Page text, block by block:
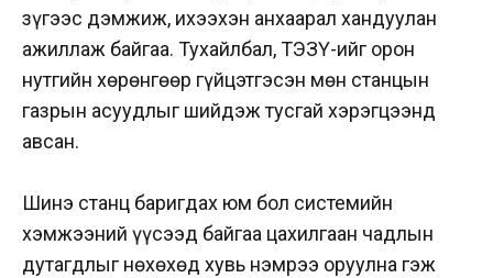
зүгээс дэмжиж, ихээхэн анхаарал хандуулан
ажиллаж байгаа. Тухайлбал, ТЭЗҮ-ийг орон
нутгийн хөрөнгөөр гүйцэтгэсэн мөн станцын
газрын асуудлыг шийдэж тусгай хэрэгцээнд
авсан.
Шинэ станц баригдах юм бол системийн
хэмжээний үүсээд байгаа цахилгаан чадлын
дутагдлыг нөхөхөд хувь нэмрээ оруулна гэж